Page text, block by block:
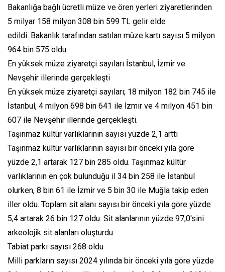
Bakanlığa bağlı ücretli müze ve ören yerleri ziyaretlerinden
5 milyar 158 milyon 308 bin 599 TL gelir elde
edildi. Bakanlık tarafından satılan müze kartı sayısı 5 milyon
964 bin 575 oldu.
En yüksek müze ziyaretçi sayıları İstanbul, İzmir ve
Nevşehir illerinde gerçekleşti
En yüksek müze ziyaretçi sayıları; 18 milyon 182 bin 745 ile
İstanbul, 4 milyon 698 bin 641 ile İzmir ve 4 milyon 451 bin
607 ile Nevşehir illerinde gerçekleşti.
Taşınmaz kültür varlıklarının sayısı yüzde 2,1 arttı
Taşınmaz kültür varlıklarının sayısı bir önceki yıla göre
yüzde 2,1 artarak 127 bin 285 oldu. Taşınmaz kültür
varlıklarının en çok bulunduğu il 34 bin 258 ile İstanbul
olurken, 8 bin 61 ile İzmir ve 5 bin 30 ile Muğla takip eden
iller oldu. Toplam sit alanı sayısı bir önceki yıla göre yüzde
5,4 artarak 26 bin 127 oldu. Sit alanlarının yüzde 97,0'sini
arkeolojik sit alanları oluşturdu.
Tabiat parkı sayısı 268 oldu
Milli parkların sayısı 2024 yılında bir önceki yıla göre yüzde